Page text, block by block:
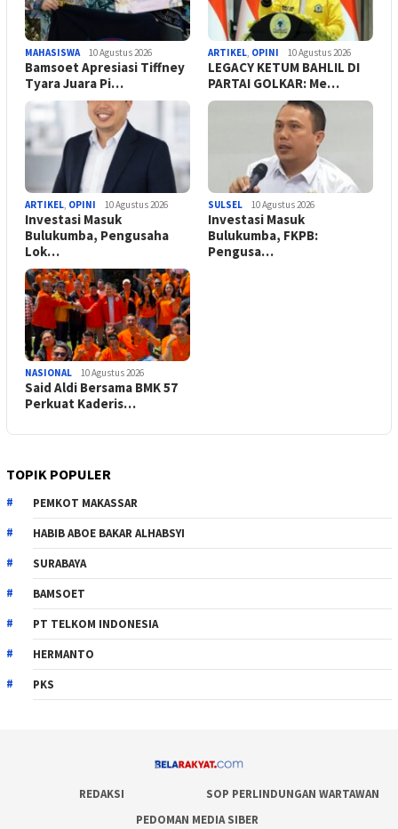
MAHASISWA 10 Agustus 2026
Bamsoet Apresiasi Tiffney
Tyara Juara Pi…
ARTIKEL OPINI 10 Agustus 2026
LEGACY KETUM BAHLIL DI
PARTAI GOLKAR: Me…
ARTIKEL, OPINI 10 Agustus 2026
Investasi Masuk
Bulukumba, Pengusaha
Lok…
SULSEL 10 Agustus 2026
Investasi Masuk
Bulukumba, FKPB:
Pengusa…
NASIONAL 10 Agustus 2026
Said Aldi Bersama BMK 57
Perkuat Kaderis…
TOPIK POPULER
PEMKOT MAKASSAR
HABIB ABOE BAKAR ALHABSYI
SURABAYA
BAMSOET
PT TELKOM INDONESIA
HERMANTO
PKS
REDAKSI
SOP PERLINDUNGAN WARTAWAN
PEDOMAN MEDIA SIBER